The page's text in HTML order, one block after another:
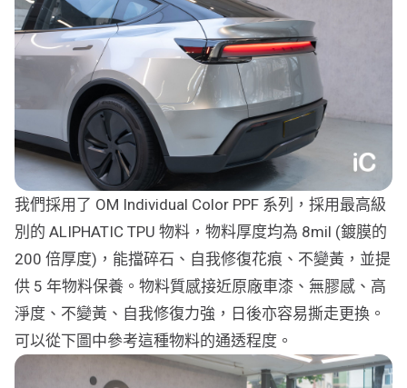
我們採用了 OM Individual Color PPF 系列，採用最高級
別的 ALIPHATIC TPU 物料，物料厚度均為 8mil (鍍膜的
200 倍厚度)，能擋碎石、自我修復花痕、不變黃，並提
供 5 年物料保養。物料質感接近原廠車漆、無膠感、高
淨度、不變黃、自我修復力強，日後亦容易撕走更換。
可以從下圖中參考這種物料的通透程度。